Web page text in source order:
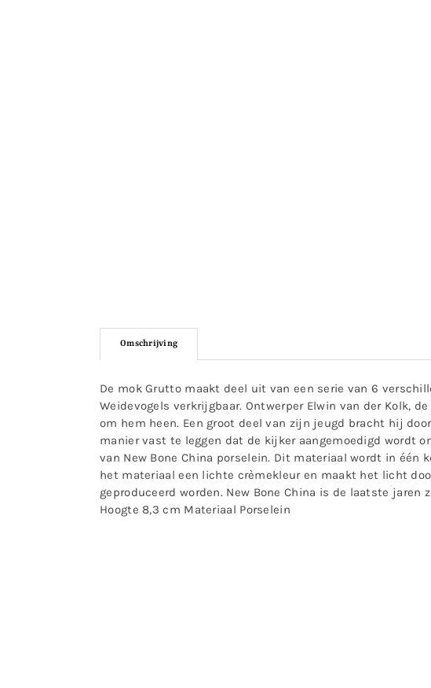
Omschrijving
De mok Grutto maakt deel uit van een serie van 6
Weidevogels verkrijgbaar. Ontwerper Elwin van der Kolk,
om hem heen. Een groot deel van zijn jeugd bracht hij
manier vast te leggen dat de kijker aangemoedigd wordt
van New Bone China porselein. Dit materiaal wordt in één
het materiaal een lichte crèmekleur en maakt het licht
geproduceerd worden. New Bone China is de laatste
Hoogte 8,3 cm Materiaal Porselein